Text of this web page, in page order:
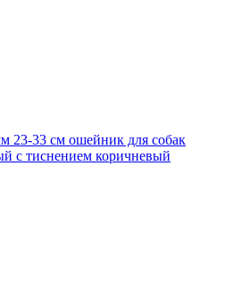
23-33 см ошейник для собак
с тиснением коричневый